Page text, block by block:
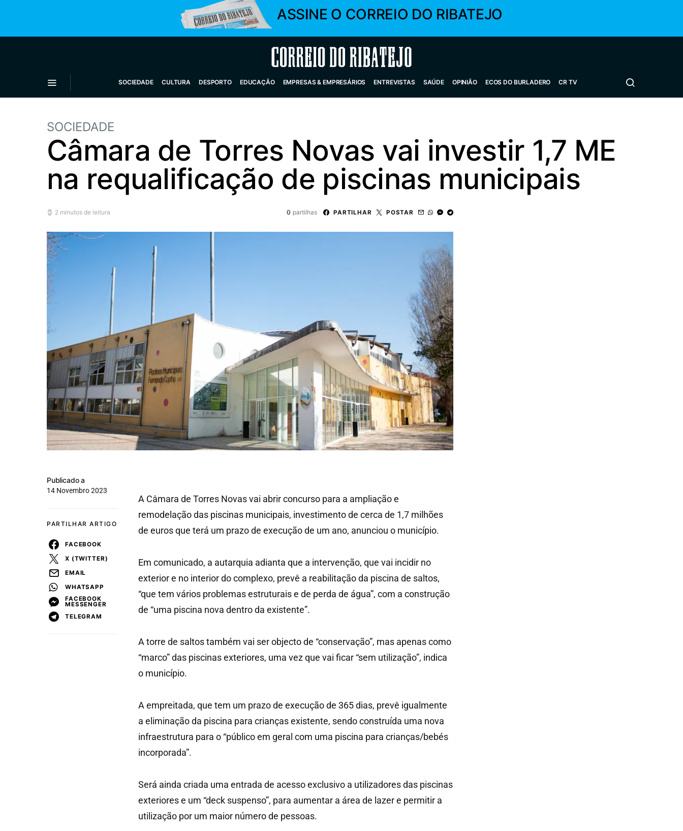
ASSINE O CORREIO DO RIBATEJO
Correio do Ribatejo
SOCIEDADE CULTURA DESPORTO EDUCAÇÃO EMPRESAS & EMPRESÁRIOS ENTREVISTAS SAÚDE OPINIÃO ECOS DO BURLADERO CR TV
SOCIEDADE
Câmara de Torres Novas vai investir 1,7 ME
na requalificação de piscinas municipais
2 minutos de leitura 0 partilhas PARTILHAR POSTAR
Publicado a
14 Novembro 2023
PARTILHAR ARTIGO
FACEBOOK
X (TWITTER)
EMAIL
WHATSAPP
FACEBOOK
MESSENGER
TELEGRAM
A Câmara de Torres Novas vai abrir concurso para a ampliação e
remodelação das piscinas municipais, investimento de cerca de 1,7 milhões
de euros que terá um prazo de execução de um ano, anunciou o município.
Em comunicado, a autarquia adianta que a intervenção, que vai incidir no
exterior e no interior do complexo, prevê a reabilitação da piscina de saltos,
“que tem vários problemas estruturais e de perda de água”, com a construção
de “uma piscina nova dentro da existente”.
A torre de saltos também vai ser objecto de “conservação”, mas apenas como
“marco” das piscinas exteriores, uma vez que vai ficar “sem utilização”, indica
o município.
A empreitada, que tem um prazo de execução de 365 dias, prevê igualmente
a eliminação da piscina para crianças existente, sendo construída uma nova
infraestrutura para o “público em geral com uma piscina para crianças/bebés
incorporada”.
Será ainda criada uma entrada de acesso exclusivo a utilizadores das piscinas
exteriores e um “deck suspenso”, para aumentar a área de lazer e permitir a
utilização por um maior número de pessoas.